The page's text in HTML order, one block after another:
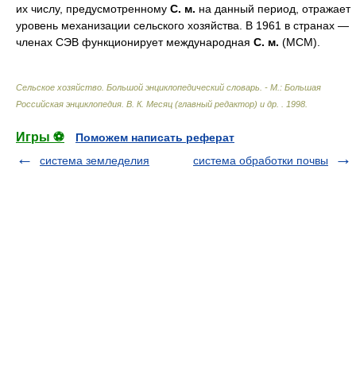
их числу, предусмотренному С. м. на данный период, отражает
уровень механизации сельского хозяйства. В 1961 в странах —
членах СЭВ функционирует международная С. м. (МСМ).
Сельское хозяйство. Большой энциклопедический словарь. - М.: Большая
Российская энциклопедия В. К. Месяц (главный редактор) и др. 1998
Игры ⚽
Поможем написать реферат
система земледелия
система обработки почвы